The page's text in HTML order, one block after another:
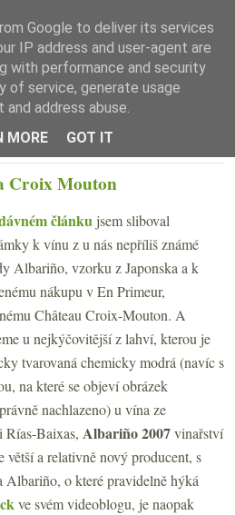
☰ Menu
Croix Mouton
článku jsem sliboval
k vínu z u nás nepříliš známé
Albariño, vzorku z Japonska a k
nákupu v En Primeur,
Château Croix-Mouton. A
u nejkýčovitější z lahví, kterou je
tvarovaná chemicky modrá (navíc s
na které se objeví obrázek
nachlazeno) u vína ze
Rías-Baixas, Albariño 2007vinařství
větší a relativně nový producent, s
Albariño, o které pravidelně hýká
ve svém videoblogu, je naopak
Google to deliver its services
IP address and user-agent are
with performance and security
of service, generate usage
address abuse.
MORE
GOT IT